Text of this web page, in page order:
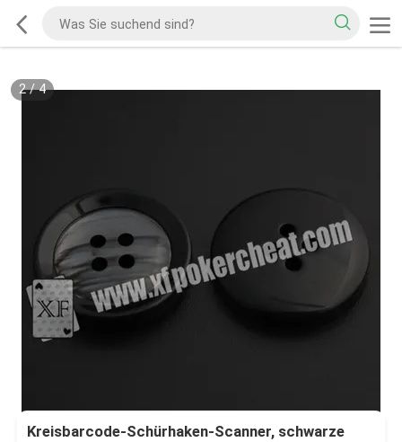
2/4
Kreisbarcode-Schürhaken-Scanner, schwarze